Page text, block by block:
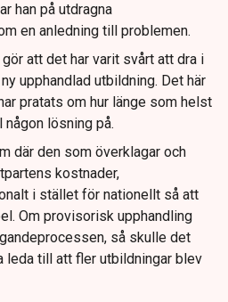
han på utdragna
en anledning till problemen.
att det har varit svårt att dra i
upphandlad utbildning. Det här
pratats om hur länge som helst
lösning på.
där den som överklagar och
kostnader,
i stället för nationellt så att
Om provisorisk upphandling
så skulle det
leda till att fler utbildningar blev